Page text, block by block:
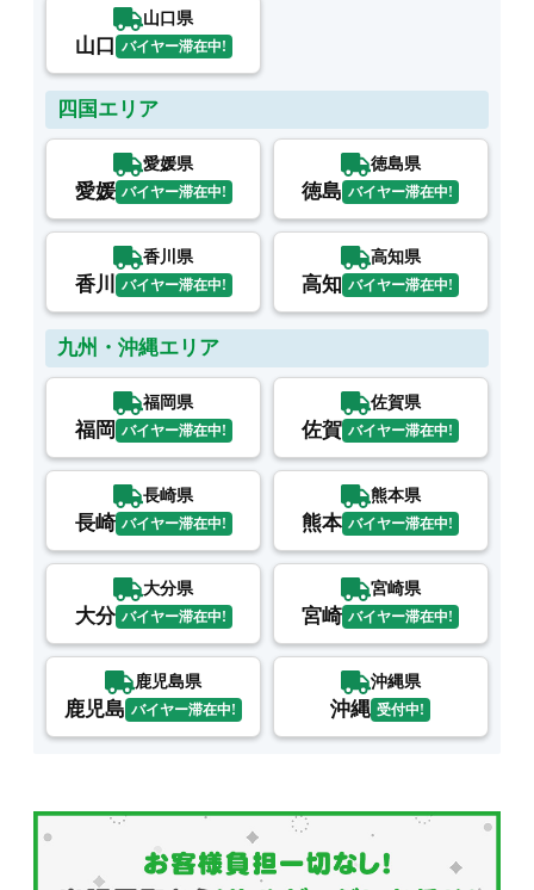
山口県
山口 バイヤー滞在中!
四国エリア
愛媛県
愛媛 バイヤー滞在中!
徳島県
徳島 バイヤー滞在中!
香川県
香川 バイヤー滞在中!
高知県
高知 バイヤー滞在中!
九州・沖縄エリア
福岡県
福岡 バイヤー滞在中!
佐賀県
佐賀 バイヤー滞在中!
長崎県
長崎 バイヤー滞在中!
熊本県
熊本 バイヤー滞在中!
大分県
大分 バイヤー滞在中!
宮崎県
宮崎 バイヤー滞在中!
鹿児島県
鹿児島 バイヤー滞在中!
沖縄県
沖縄 受付中!